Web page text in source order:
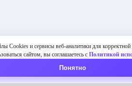
Cookies и сервисы веб-аналитики для
сайтом, вы соглашаетесь с Политикой
Понятно